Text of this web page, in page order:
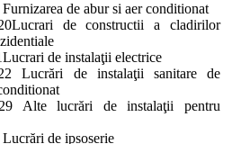
de abur si aer conditionat
de constructii a cladirilor
de instalaţii electrice
Lucrări de instalaţii sanitare de
Alte lucrări de instalaţii pentru
de ipsoserie